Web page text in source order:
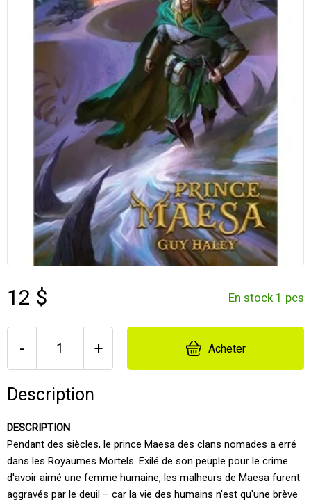
12 $ En stock 1 pcs
- + Acheter
Description
DESCRIPTION
Pendant des siècles, le prince Maesa des clans nomades a erré
dans les Royaumes Mortels. Exilé de son peuple pour le crime
d'avoir aimé une femme humaine, les malheurs de Maesa furent
aggravés par le deuil – car la vie des humains n'est qu'une brève